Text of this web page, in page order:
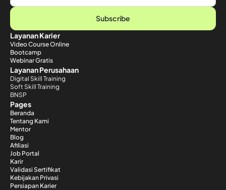
Subscribe
Layanan Karier
Video Course Online
Bootcamp
Webinar Gratis
Layanan Perusahaan
Digital Skill Training
Soft Skill Training
BNSP
Pages
Beranda
Tentang Kami
Mentor
Blog
Afiliasi
Job Portal
Karir
Validasi Sertifikat
Kebijakan Privasi
Persiapan Karier